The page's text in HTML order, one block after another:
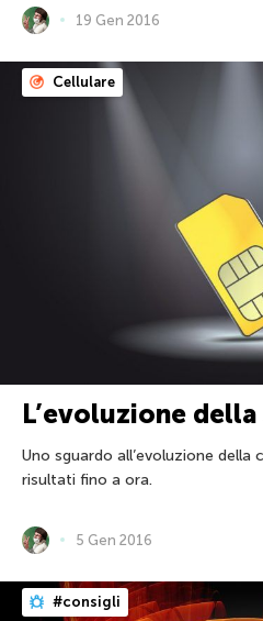
19 Gen 2016
Cellulare
L’evoluzione della
Uno sguardo all’evoluzione della
risultati fino a ora.
5 Gen 2016
#consigli